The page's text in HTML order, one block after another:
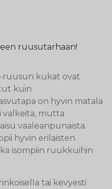
ruusutarhaan!
-ruusun kukat ovat
kuin
on hyvin matala
valkeita, mutta
vaaleanpunaista.
hyvin erilaisten
isompiin ruukkuihin
tai kevyesti